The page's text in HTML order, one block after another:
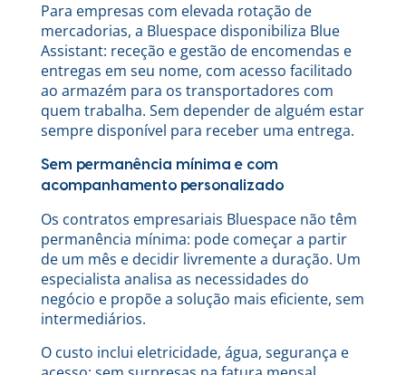
Para empresas com elevada rotação de
mercadorias, a Bluespace disponibiliza Blue
Assistant: receção e gestão de encomendas e
entregas em seu nome, com acesso facilitado
ao armazém para os transportadores com
quem trabalha. Sem depender de alguém estar
sempre disponível para receber uma entrega.
Sem permanência mínima e com
acompanhamento personalizado
Os contratos empresariais Bluespace não têm
permanência mínima: pode começar a partir
de um mês e decidir livremente a duração. Um
especialista analisa as necessidades do
negócio e propõe a solução mais eficiente, sem
intermediários.
O custo inclui eletricidade, água, segurança e